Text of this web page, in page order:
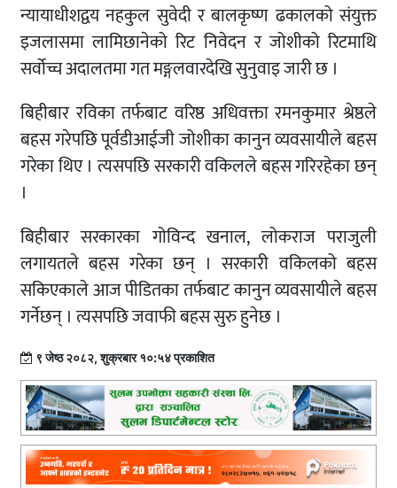
न्यायाधीशद्वय नहकुल सुवेदी र बालकृष्ण ढकालको संयुक्त
इजलासमा लामिछानेको रिट निवेदन र जोशीको रिटमाथि
सर्वोच्च अदालतमा गत मङ्गलवारदेखि सुनुवाइ जारी छ ।
बिहीबार रविका तर्फबाट वरिष्ठ अधिवक्ता रमनकुमार श्रेष्ठले
बहस गरेपछि पूर्वडीआईजी जोशीका कानुन व्यवसायीले बहस
गरेका थिए । त्यसपछि सरकारी वकिलले बहस गरिरहेका छन्
।
बिहीबार सरकारका गोविन्द खनाल, लोकराज पराजुली
लगायतले बहस गरेका छन् । सरकारी वकिलको बहस
सकिएकाले आज पीडितका तर्फबाट कानुन व्यवसायीले बहस
गर्नेछन् । त्यसपछि जवाफी बहस सुरु हुनेछ ।
९ जेष्ठ २०८२, शुक्रबार १०:५४ प्रकाशित